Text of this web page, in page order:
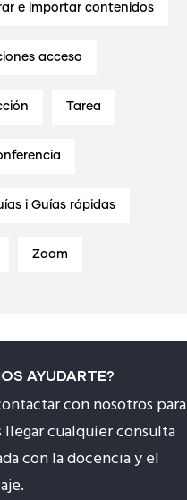
e importar contenidos
acceso
Tarea
i Guías rápidas
Zoom
AYUDARTE?
con nosotros para
llegar cualquier consulta
con la docencia y el